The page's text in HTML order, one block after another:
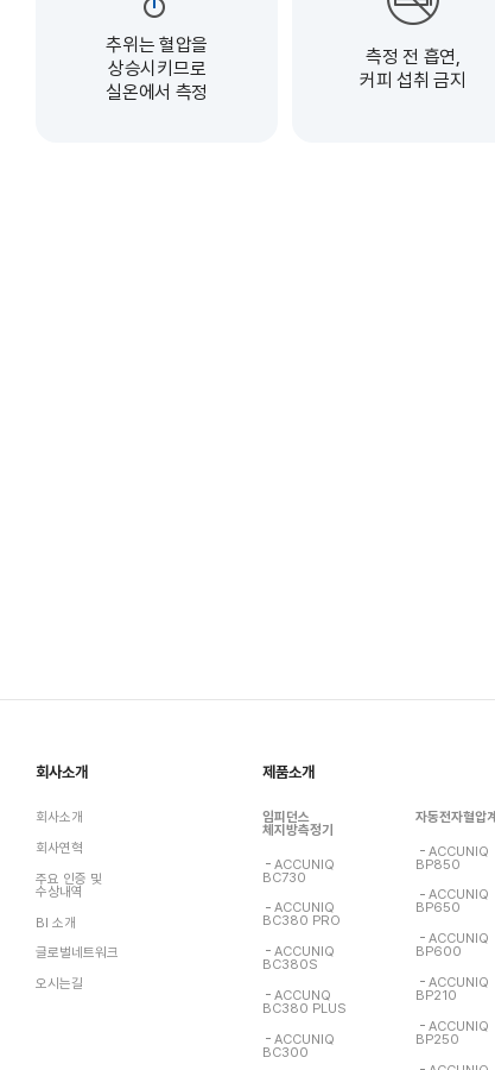
추위는 혈압을
상승시키므로
실온에서 측정
측정 전 흡연,
커피 섭취 금지
회사소개
회사소개
회사연혁
주요 인증 및
수상내역
BI 소개
글로벌네트워크
오시는길
제품소개
임피던스
체지방측정기
ACCUNIQ
BC730
ACCUNIQ
BC380 PRO
ACCUNIQ
BC380S
ACCUNQ
BC380 PLUS
ACCUNIQ
BC300
자동전자혈압계
ACCUNIQ
BP850
ACCUNIQ
BP650
ACCUNIQ
BP600
ACCUNIQ
BP210
ACCUNIQ
BP250